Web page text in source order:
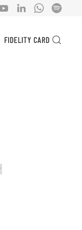
FIDELITY CARD